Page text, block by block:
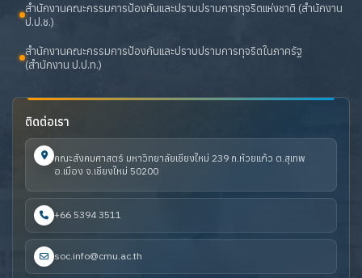
สำนักงานคณะกรรมการป้องกันและปราบปรามการทุจริตแห่งชาติ (สำนักงาน
ป.ป.ช.)
สำนักงานคณะกรรมการป้องกันและปราบปรามการทุจริตในภาครัฐ
(สำนักงาน ป.ป.ท.)
ติดต่อเรา
คณะสังคมศาสตร์ มหาวิทยาลัยเชียงใหม่ 239 ถ.ห้วยแก้ว ต.สุเทพ
อ.เมือง จ.เชียงใหม่ 50200
+66 5394 3511
soc.info@cmu.ac.th